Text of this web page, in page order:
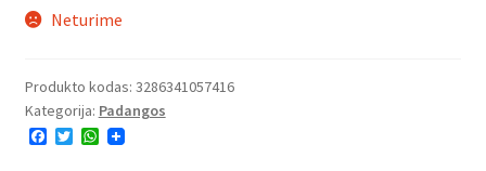
Neturime
Produkto kodas: 3286341057416
Kategorija: Padangos
F
T
W